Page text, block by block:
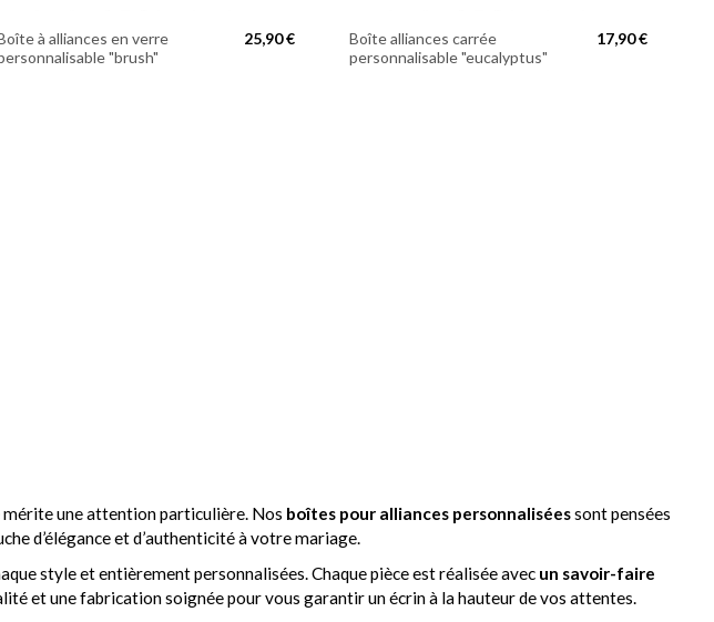
à alliances en verre
"brush"
25,90 €
Boîte alliances carrée
personnalisable "eucalyptus"
17,90 €
une attention particulière. Nos boîtes pour alliances personnaliséessont pensées
d’élégance et d’authenticité à votre mariage.
style et entièrement personnalisées. Chaque pièce est réalisée avec un savoir-faire
et une fabrication soignée pour vous garantir un écrin à la hauteur de vos attentes.